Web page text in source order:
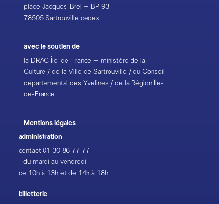
place Jacques-Brel – BP 93
78505 Sartrouville cedex
avec le soutien de
la DRAC Île-de-France – ministère de la
Culture / de la Ville de Sartrouville / du Conseil
départemental des Yvelines / de la Région Île-
de-France
Mentions légales
administration
contact01 30 86 77 77
- du mardi au vendredi
de 10h à 13h et de 14h à 18h
billetterie